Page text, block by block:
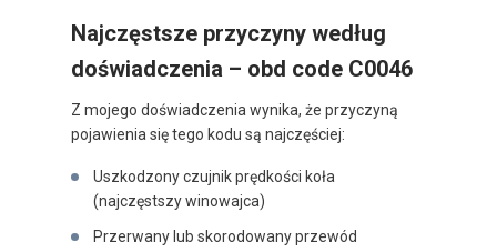
Najczęstsze przyczyny według
doświadczenia – obd code C0046
Z mojego doświadczenia wynika, że przyczyną
pojawienia się tego kodu są najczęściej:
Uszkodzony czujnik prędkości koła
(najczęstszy winowajca)
Przerwany lub skorodowany przewód